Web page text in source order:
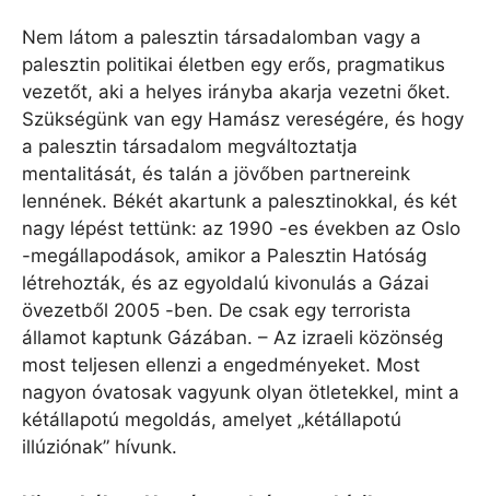
Nem látom a palesztin társadalomban vagy a
palesztin politikai életben egy erős, pragmatikus
vezetőt, aki a helyes irányba akarja vezetni őket.
Szükségünk van egy Hamász vereségére, és hogy
a palesztin társadalom megváltoztatja
mentalitását, és talán a jövőben partnereink
lennének. Békét akartunk a palesztinokkal, és két
nagy lépést tettünk: az 1990 -es években az Oslo
-megállapodások, amikor a Palesztin Hatóság
létrehozták, és az egyoldalú kivonulás a Gázai
övezetből 2005 -ben. De csak egy terrorista
államot kaptunk Gázában. – Az izraeli közönség
most teljesen ellenzi a engedményeket. Most
nagyon óvatosak vagyunk olyan ötletekkel, mint a
kétállapotú megoldás, amelyet „kétállapotú
illúziónak” hívunk.